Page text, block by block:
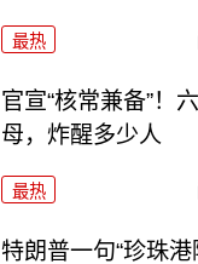
最热
官宣“核常兼备”！
母，炸醒多少人
最热
特朗普一句“珍珠